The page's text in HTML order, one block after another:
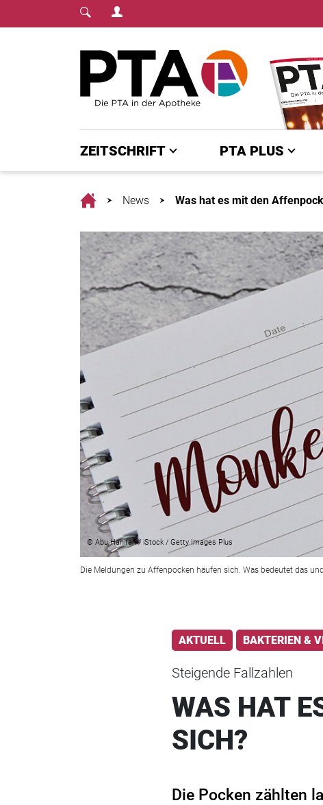
Login Menu
ZEITSCHRIFT PTA PLUS
HomeNews Was hat es mit den
© Abu Hanifah / iStock / Getty Images Plus
Die Meldungen zu Affenpocken häufen sich. Was bedeutet das
AKTUELL BAKTERIEN &
Steigende Fallzahlen
WAS HAT
SICH?
Die Pocken zählten